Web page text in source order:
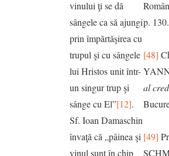
vinului ţi se dă
sângele ca să ajungi
prin împărtăşirea cu
trupul şi cu sângele
lui Hristos unit într-
un singur trup şi
sânge cu El”[12].
Sf. Ioan Damaschin
învaţă că „pâinea şi
vinul sunt în chip
p. 130.
[48]
al
[49]